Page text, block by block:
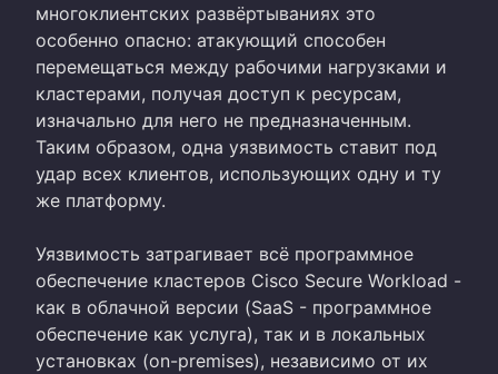
многоклиентских развёртываниях это
особенно опасно: атакующий способен
перемещаться между рабочими нагрузками и
кластерами, получая доступ к ресурсам,
изначально для него не предназначенным.
Таким образом, одна уязвимость ставит под
удар всех клиентов, использующих одну и ту
же платформу.
Уязвимость затрагивает всё программное
обеспечение кластеров Cisco Secure Workload -
как в облачной версии (SaaS - программное
обеспечение как услуга), так и в локальных
установках (on-premises), независимо от их